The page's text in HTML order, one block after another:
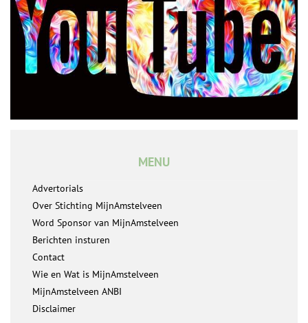
MENU
Advertorials
Over Stichting MijnAmstelveen
Word Sponsor van MijnAmstelveen
Berichten insturen
Contact
Wie en Wat is MijnAmstelveen
MijnAmstelveen ANBI
Disclaimer